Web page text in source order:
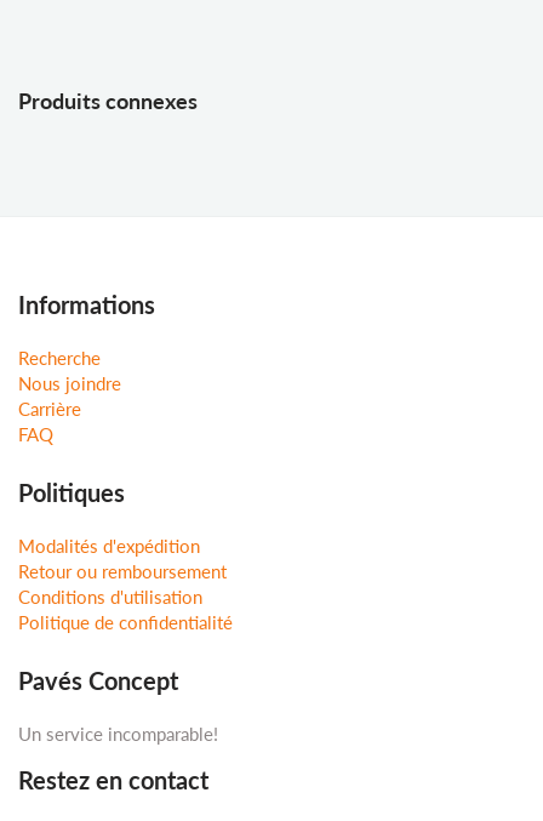
Produits connexes
Informations
Recherche
Nous joindre
Carrière
FAQ
Politiques
Modalités d'expédition
Retour ou remboursement
Conditions d'utilisation
Politique de confidentialité
Pavés Concept
Un service incomparable!
Restez en contact